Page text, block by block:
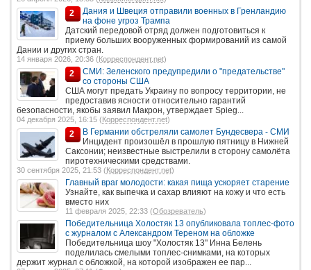
2
Дания и Швеция отправили военных в Гренландию
на фоне угроз Трампа
Датский передовой отряд должен подготовиться к
приему больших вооруженных формирований из самой
Дании и других стран.
14 января 2026, 20:36 (Корреспондент.net)
2
СМИ: Зеленского предупредили о "предательстве"
со стороны США
США могут предать Украину по вопросу территории, не
предоставив ясности относительно гарантий
безопасности, якобы заявил Макрон, утверждает Spieg...
04 декабря 2025, 16:15 (Корреспондент.net)
2
В Германии обстреляли самолет Бундесвера - СМИ
Инцидент произошёл в прошлую пятницу в Нижней
Саксонии; неизвестные выстрелили в сторону самолёта
пиротехническими средствами.
30 сентября 2025, 21:53 (Корреспондент.net)
Главный враг молодости: какая пища ускоряет старение
Узнайте, как выпечка и сахар влияют на кожу и что есть
вместо них
11 февраля 2025, 22:33 (Обозреватель)
Победительница Холостяк 13 опубликовала топлес-фото
с журналом с Александром Тереном на обложке
Победительница шоу "Холостяк 13" Инна Белень
поделилась смелыми топлес-снимками, на которых
держит журнал с обложкой, на которой изображен ее пар...